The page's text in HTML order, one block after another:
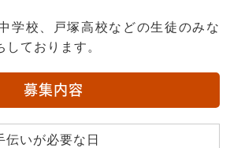
学校、戸塚高校などの生徒のみな
ております。
募集内容
伝いが必要な日